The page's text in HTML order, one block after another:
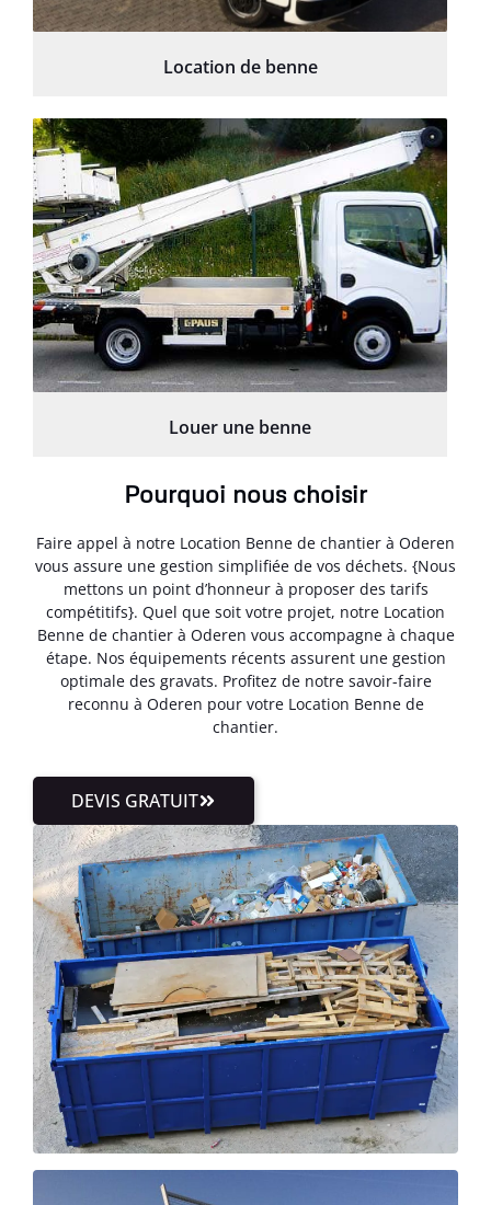
Location de benne
Louer une benne
Pourquoi nous choisir
Faire appel à notre Location Benne de chantier à Oderen
vous assure une gestion simplifiée de vos déchets. {Nous
mettons un point d’honneur à proposer des tarifs
compétitifs}. Quel que soit votre projet, notre Location
Benne de chantier à Oderen vous accompagne à chaque
étape. Nos équipements récents assurent une gestion
optimale des gravats. Profitez de notre savoir-faire
reconnu à Oderen pour votre Location Benne de
chantier.
DEVIS GRATUIT